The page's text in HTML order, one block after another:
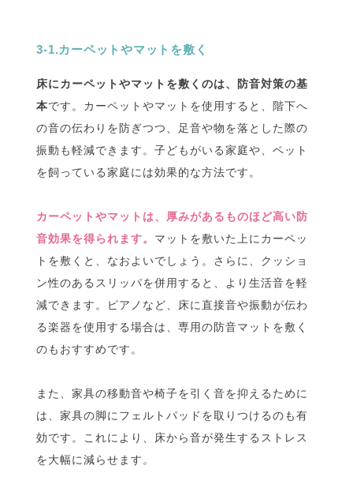
3-1.カーペットやマットを敷く
床にカーペットやマットを敷くのは、防音対策の基
本です。カーペットやマットを使用すると、階下へ
の音の伝わりを防ぎつつ、足音や物を落とした際の
振動も軽減できます。子どもがいる家庭や、ペット
を飼っている家庭には効果的な方法です。
カーペットやマットは、厚みがあるものほど高い防
音効果を得られます。 マットを敷いた上にカーペッ
トを敷くと、なおよいでしょう。さらに、クッショ
ン性のあるスリッパを併用すると、より生活音を軽
減できます。ピアノなど、床に直接音や振動が伝わ
る楽器を使用する場合は、専用の防音マットを敷く
のもおすすめです。
また、家具の移動音や椅子を引く音を抑えるために
は、家具の脚にフェルトパッドを取りつけるのも有
効です。これにより、床から音が発生するストレス
を大幅に減らせます。